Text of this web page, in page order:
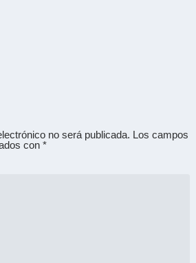
no será publicada. Los campos
con *